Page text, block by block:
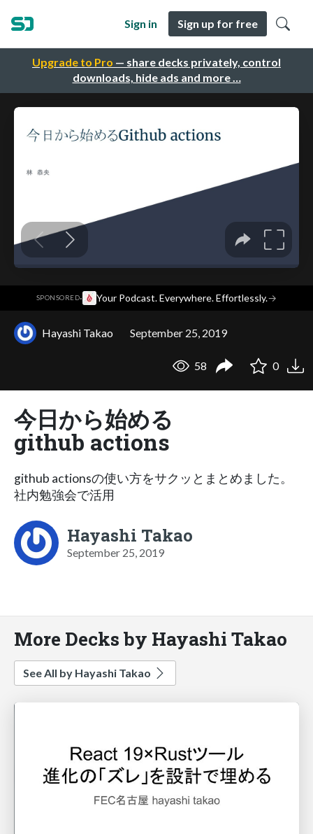
Upgrade to Pro — share decks privately, control
downloads, hide ads and more …
Sign in Sign up for free
SPONSORED· Your Podcast. Everywhere. Effortlessly.→
Hayashi Takao September 25, 2019
58 0
今日から始める
github actions
github actionsの使い方をサクッとまとめました。
社内勉強会で活用
Hayashi Takao
September 25, 2019
More Decks by Hayashi Takao
See All by Hayashi Takao